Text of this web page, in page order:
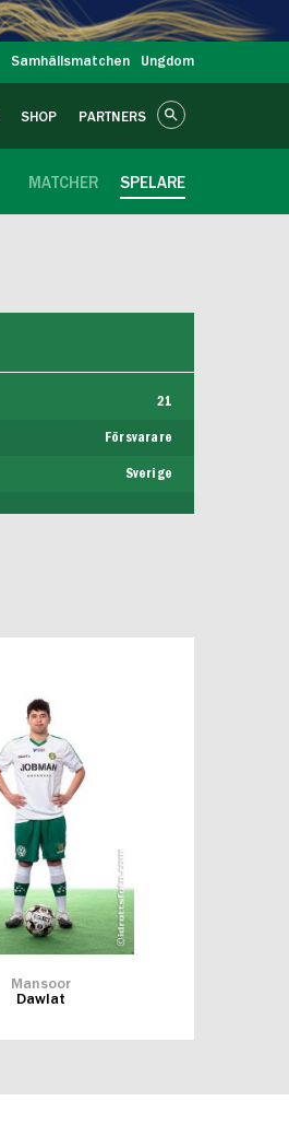
Samhällsmatchen Ungdom
SHOP PARTNERS
SPELARE
MATCHER
21
Försvarare
Sverige
Mansoor
Dawlat